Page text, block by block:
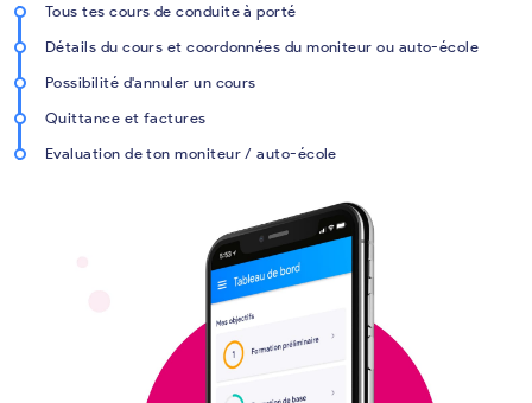
Tous tes cours de conduite à porté
Détails du cours et coordonnées du moniteur ou auto-école
Possibilité d'annuler un cours
Quittance et factures
Evaluation de ton moniteur / auto-école